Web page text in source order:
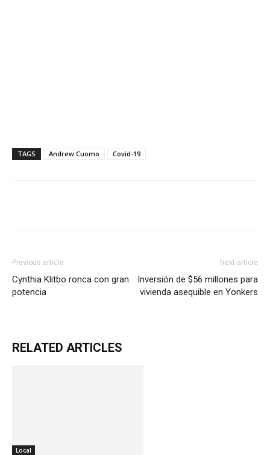
TAGS Andrew Cuomo Covid-19
Previous article
Cynthia Klitbo ronca con gran
potencia
Next article
Inversión de $56 millones para
vivienda asequible en Yonkers
RELATED ARTICLES
Local